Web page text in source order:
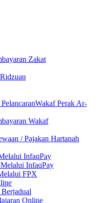
Zakat
Perak Ar-
Wakaf
/ Pajakan Hartanah
InfaqPay
InfaqPay
FPX
Online